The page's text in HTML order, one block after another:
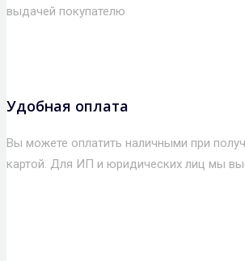
выдачей покупателю
Удобная оплата
Вы можете оплатить наличными при
картой. Для ИП и юридических лиц мы